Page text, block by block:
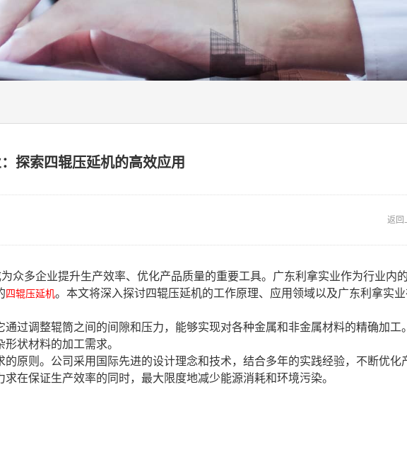
探索四辊压延机的高效应用
返回
众多企业提升生产效率、优化产品质量的重要工具。广东利拿实业作为行业内
四辊压延机。本文将深入探讨四辊压延机的工作原理、应用领域以及广东利拿实
过调整辊筒之间的间隙和压力，能够实现对各种金属和非金属材料的精确加工
状材料的加工需求。
原则。公司采用国际先进的设计理念和技术，结合多年的实践经验，不断优化
在保证生产效率的同时，最大限度地减少能源消耗和环境污染。